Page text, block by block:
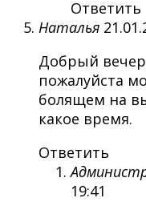
Ответить
Наталья
Добрый
пожалуйста
болящем на
какое время.
Ответить
19:41